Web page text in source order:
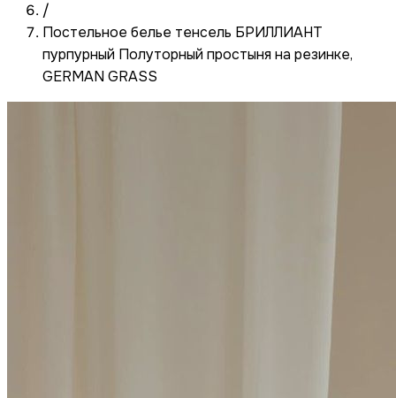
/
Постельное белье тенсель БРИЛЛИАНТ
пурпурный Полуторный простыня на резинке,
GERMAN GRASS